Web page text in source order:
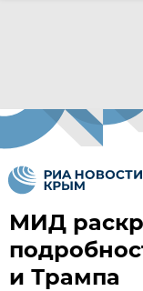
МИД
и Трампа